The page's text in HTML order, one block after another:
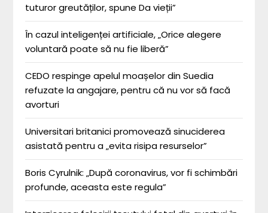
tuturor greutăților, spune Da vieții”
În cazul inteligenței artificiale, „Orice alegere
voluntară poate să nu fie liberă”
CEDO respinge apelul moașelor din Suedia
refuzate la angajare, pentru că nu vor să facă
avorturi
Universitari britanici promovează sinuciderea
asistată pentru a „evita risipa resurselor”
Boris Cyrulnik: „După coronavirus, vor fi schimbări
profunde, aceasta este regula”